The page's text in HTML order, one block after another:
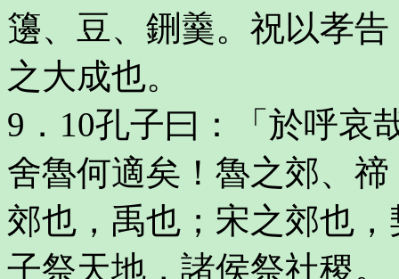
籩、豆、鉶羹。祝以孝
之大成也。
9．10孔子曰：「於呼哀
舍魯何適矣！魯之郊、
郊也，禹也；宋之郊也
子祭天地，諸侯祭社稷。